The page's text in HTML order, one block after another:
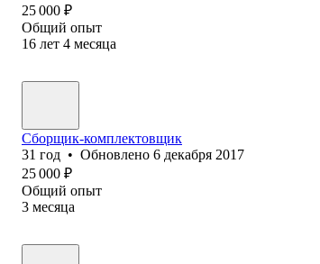
25 000 ₽
Общий опыт
16 лет 4 месяца
Сборщик-комплектовщик
31 год • Обновлено 6 декабря 2017
25 000 ₽
Общий опыт
3 месяца